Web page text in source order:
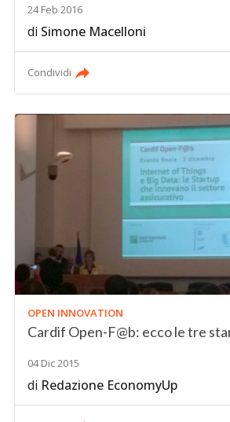
24 Feb 2016
di Simone Macelloni
Condividi
OPEN INNOVATION
Cardif Open-F@b: ecco le tre
04 Dic 2015
di Redazione EconomyUp